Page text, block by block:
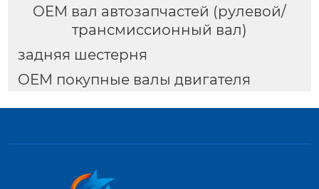
OEM вал автозапчастей (рулевой/
трансмиссионный вал)
задняя шестерня
OEM покупные валы двигателя